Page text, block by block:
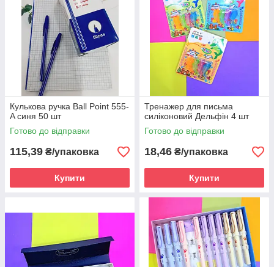
Кулькова ручка Ball Point 555-
A синя 50 шт
Готово до відправки
115,39 ₴/упаковка
Купити
Тренажер для письма
силіконовий Дельфін 4 шт
Готово до відправки
18,46 ₴/упаковка
Купити